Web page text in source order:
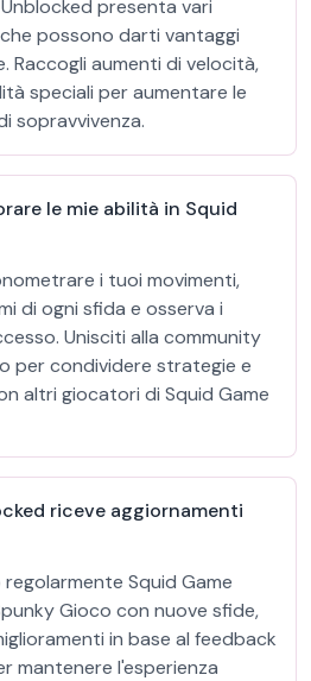
presenta vari
possono darti vantaggi
Raccogli aumenti di velocità,
speciali per aumentare le
sopravvivenza.
le mie abilità in Squid
i tuoi movimenti,
di ogni sfida e osserva i
Unisciti alla community
per condividere strategie e
altri giocatori di Squid Game
riceve aggiornamenti
regolarmente Squid Game
Gioco con nuove sfide,
in base al feedback
mantenere l'esperienza